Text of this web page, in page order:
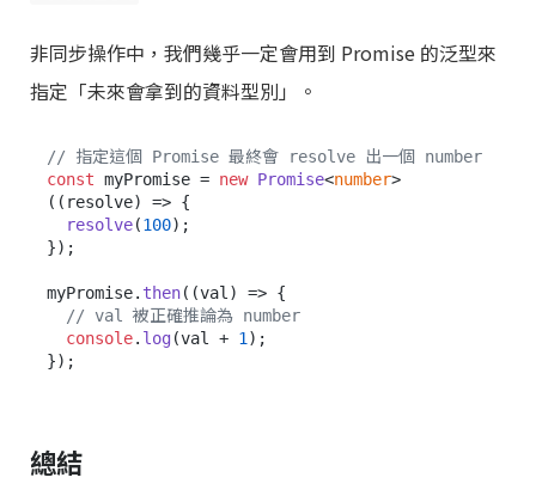
非同步操作中，我們幾乎一定會用到 Promise 的泛型來
指定「未來會拿到的資料型別」。
// 指定這個 Promise 最終會 resolve 出一個 number
const myPromise = new Promise<number>
( ( resolve) => {
resolve(100);
});
myPromise. then( (val ) => {
// val 被正確推論為 number
console. log(val + 1 );
總結